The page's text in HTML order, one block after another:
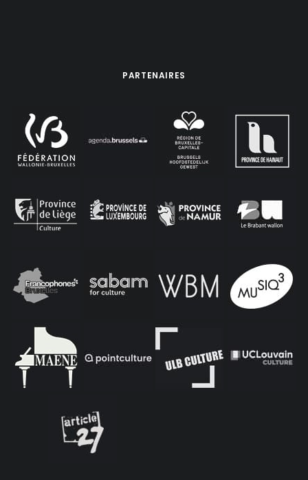
PARTENAIRES